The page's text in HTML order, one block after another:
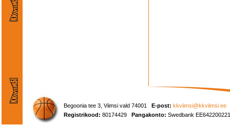
Begoonia tee 3, Viimsi vald 74001 E-post: kkviimsi@kkviimsi.ee
Registrikood: 80174429 Pangakonto: Swedbank